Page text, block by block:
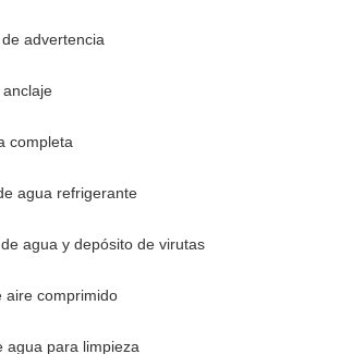
advertencia
completa
agua refrigerante
agua y depósito de virutas
aire comprimido
agua para limpieza